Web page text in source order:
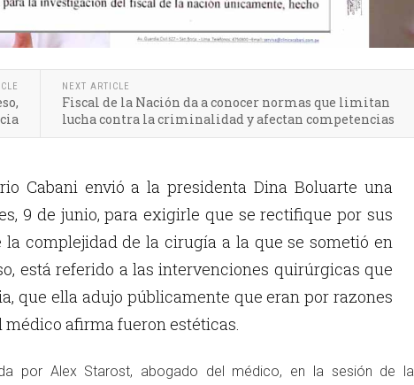
NEXT ARTICLE
Fiscal de la Nación da a conocer normas que limitan
lucha contra la criminalidad y afectan competencias
Cabani envió a la presidenta Dina Boluarte una
9 de junio, para exigirle que se rectifique por sus
la complejidad de la cirugía a la que se sometió en
está referido a las intervenciones quirúrgicas que
que ella adujo públicamente que eran por razones
médico afirma fueron estéticas.
por Alex Starost, abogado del médico, en la sesión de la